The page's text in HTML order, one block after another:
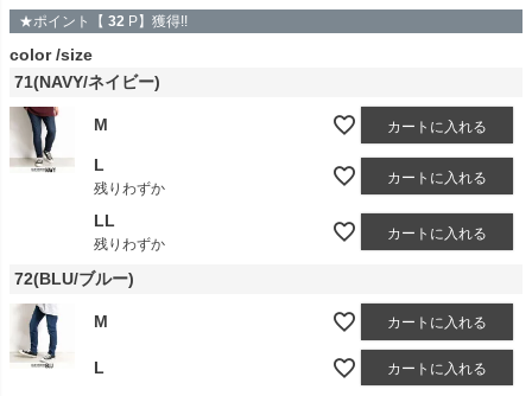
★ポイント【 32 P】獲得!!
color size
71(NAVY/ネイビー)
M カートに入れる
L
残りわずか
カートに入れる
LL
残りわずか
カートに入れる
72(BLU/ブルー)
M カートに入れる
L カートに入れる